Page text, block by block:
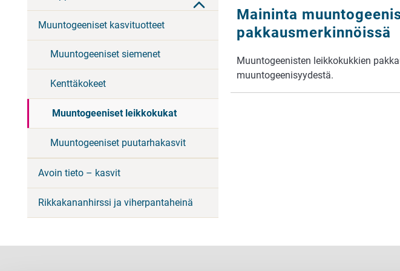
Muuntogeeniset kasvituotteet
Muuntogeeniset siemenet
Kenttäkokeet
Muuntogeeniset leikkokukat
Muuntogeeniset puutarhakasvit
Avoin tieto – kasvit
Rikkakananhirssi ja viherpantaheinä
Maininta
pakkausmerkinnöissä
Muuntogeenisten leikkokukkien
muuntogeenisyydestä.